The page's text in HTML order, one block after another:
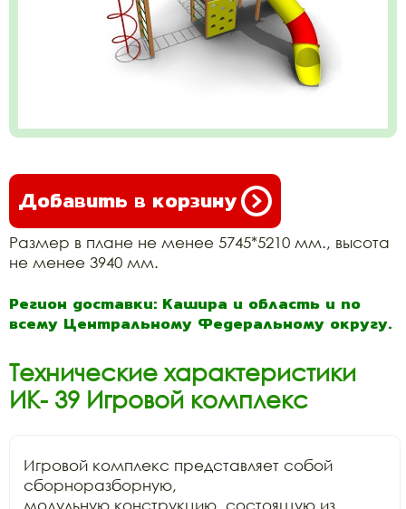
Добавить в корзину
Размер в плане не менее 5745*5210 мм., высота
не менее 3940 мм.
Регион доставки: Кашира и область и по
всему Центральному Федеральному округу.
Технические характеристики
ИК- 39 Игровой комплекс
Игровой комплекс представляет собой
сборноразборную,
модульную конструкцию, состоящую из